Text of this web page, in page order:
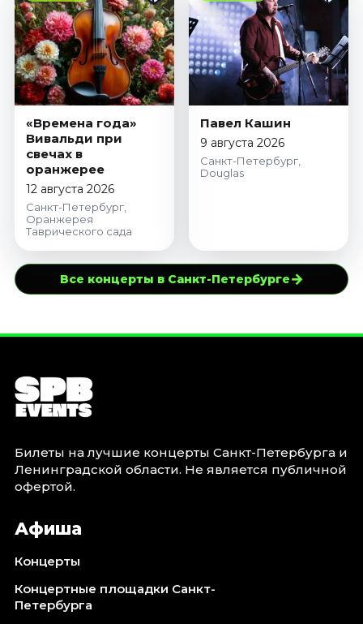
«Времена года»
Вивальди при
свечах в
оранжерее
12 августа 2026
Санкт-Петербург,
Оранжерея
Таврического сада
Павел Кашин
9 августа 2026
Санкт-Петербург,
Douglas
Все концерты в Санкт-Петербурге→
Билеты на лучшие концерты Санкт-Петербурга и
Ленинградской области. Не является публичной
офертой.
Афиша
Концерты
Концертные площадки Санкт-
Петербурга